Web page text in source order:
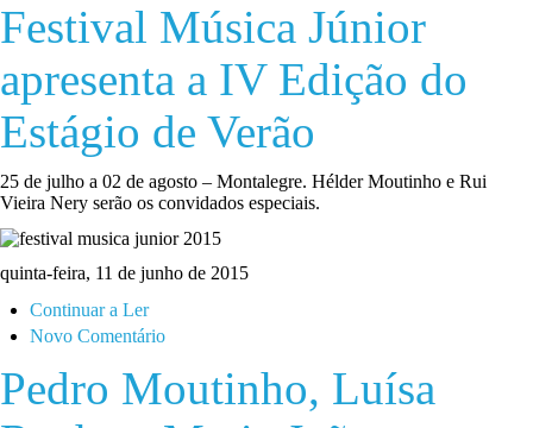
Festival Música Júnior
apresenta a IV Edição do
Estágio de Verão
25 de julho a 02 de agosto – Montalegre. Hélder Moutinho e Rui
Vieira Nery serão os convidados especiais.
quinta-feira, 11 de junho de 2015
Continuar a Ler
Novo Comentário
Pedro Moutinho, Luísa